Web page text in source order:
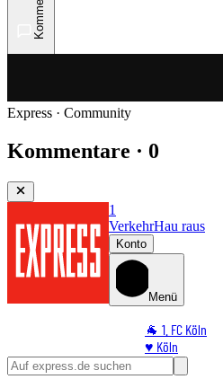
Express · Community
Kommentare · 0
1
VerkehrHau raus
Konto
Menü
🐐 1. FC Köln
♥️ Köln
⭐ Promi